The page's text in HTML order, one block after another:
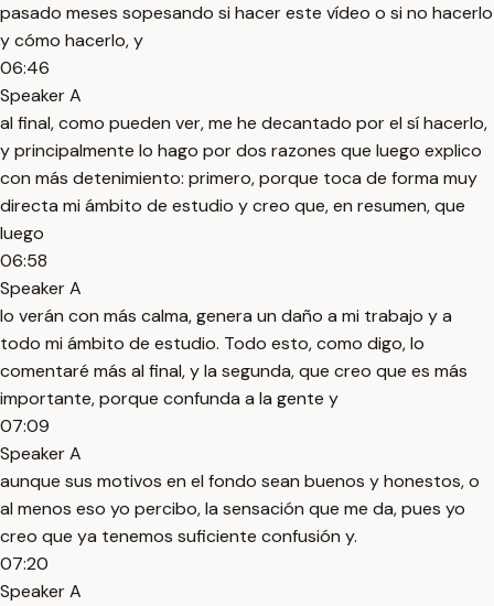
pasado meses sopesando si hacer este vídeo o si no hacerlo
y cómo hacerlo, y
06:46
Speaker A
al final, como pueden ver, me he decantado por el sí hacerlo,
y principalmente lo hago por dos razones que luego explico
con más detenimiento: primero, porque toca de forma muy
directa mi ámbito de estudio y creo que, en resumen, que
luego
06:58
Speaker A
lo verán con más calma, genera un daño a mi trabajo y a
todo mi ámbito de estudio. Todo esto, como digo, lo
comentaré más al final, y la segunda, que creo que es más
importante, porque confunda a la gente y
07:09
Speaker A
aunque sus motivos en el fondo sean buenos y honestos, o
al menos eso yo percibo, la sensación que me da, pues yo
creo que ya tenemos suficiente confusión y.
07:20
Speaker A